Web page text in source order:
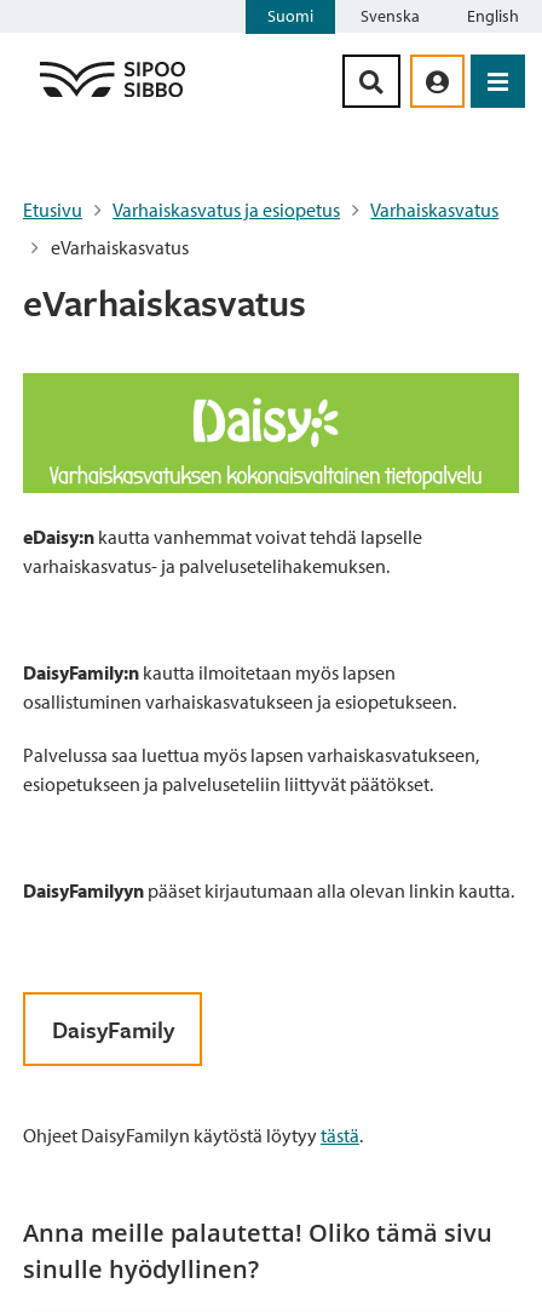
Suomi Svenska English
Etusivu Varhaiskasvatus ja esiopetus
Varhaiskasvatus
eVarhaiskasvatus
eVarhaiskasvatus
eDaisy:nkautta vanhemmat voivat tehdä lapselle
varhaiskasvatus- ja palvelusetelihakemuksen.
DaisyFamily:nkautta ilmoitetaan myös lapsen
osallistuminen varhaiskasvatukseen ja esiopetukseen.
Palvelussa saa luettua myös lapsen varhaiskasvatukseen,
esiopetukseen ja palveluseteliin liittyvät päätökset.
DaisyFamilyynpääset kirjautumaan alla olevan linkin kautta.
DaisyFamily
Ohjeet DaisyFamilyn käytöstä löytyytästä.
Anna meille palautetta! Oliko tämä sivu
sinulle hyödyllinen?